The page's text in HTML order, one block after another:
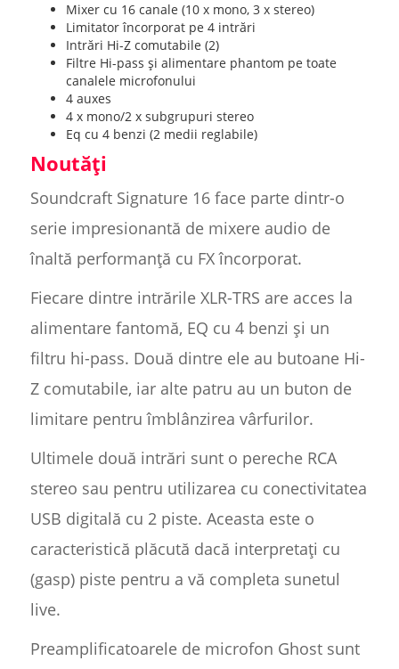
Mixer cu 16 canale (10 x mono, 3 x stereo)
Limitator încorporat pe 4 intrări
Intrări Hi-Z comutabile (2)
Filtre Hi-pass și alimentare phantom pe toate
canalele microfonului
4 auxes
4 x mono/2 x subgrupuri stereo
Eq cu 4 benzi (2 medii reglabile)
Noutăți
Soundcraft Signature 16 face parte dintr-o
serie impresionantă de mixere audio de
înaltă performanță cu FX încorporat.
Fiecare dintre intrările XLR-TRS are acces la
alimentare fantomă, EQ cu 4 benzi și un
filtru hi-pass. Două dintre ele au butoane Hi-
Z comutabile, iar alte patru au un buton de
limitare pentru îmblânzirea vârfurilor.
Ultimele două intrări sunt o pereche RCA
stereo sau pentru utilizarea cu conectivitatea
USB digitală cu 2 piste. Aceasta este o
caracteristică plăcută dacă interpretați cu
(gasp) piste pentru a vă completa sunetul
live.
Preamplificatoarele de microfon Ghost sunt